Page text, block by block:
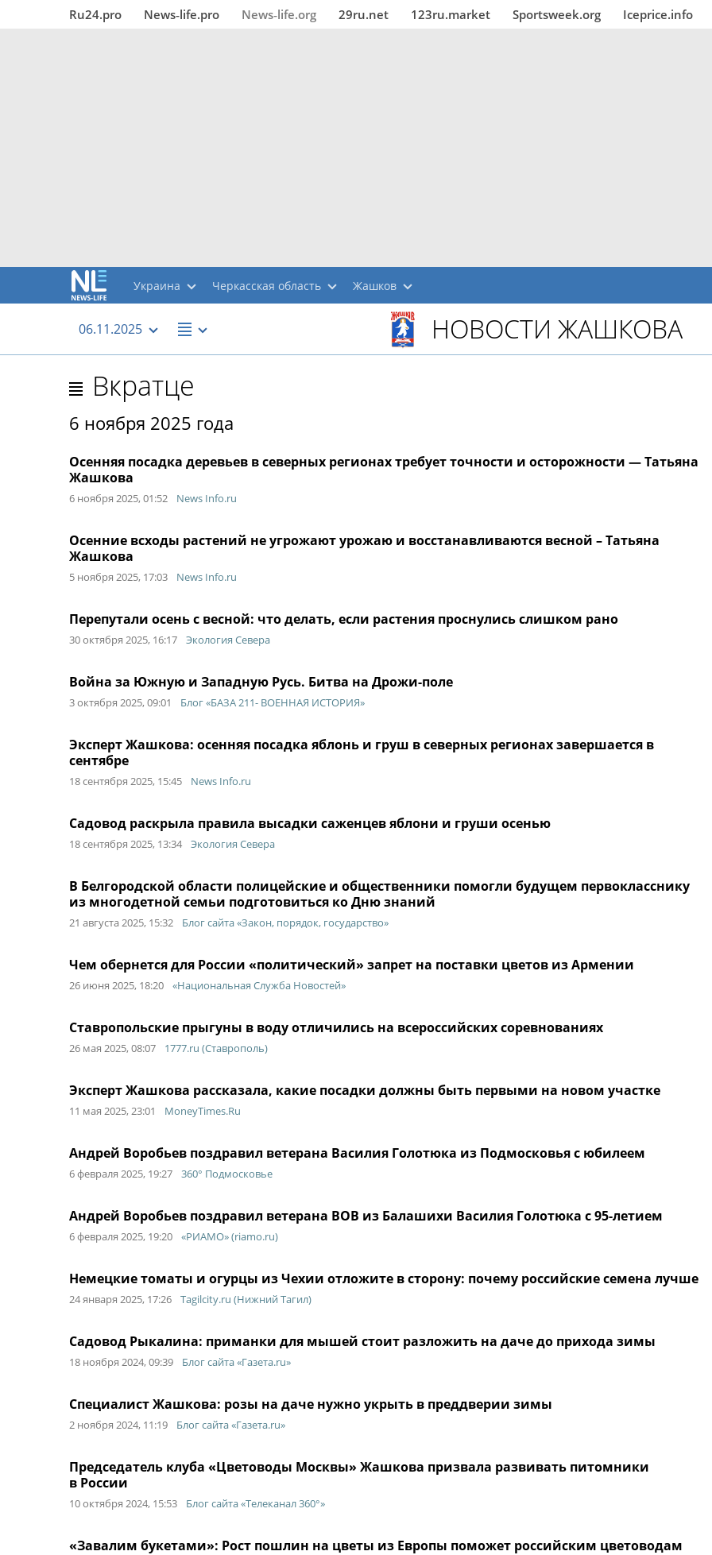
Ru24.pro News‑life.pro News‑life.org 29ru.net 123ru.market Sportsweek.org Iceprice.info
Украина Черкасская область Жашков
06.11.2025 НОВОСТИ ЖАШКОВА
Вкратце
6 ноября 2025 года
Осенняя посадка деревьев в северных регионах требует точности и осторожности — Татьяна
Жашкова
6 ноября 2025, 01:52 News Info.ru
Осенние всходы растений не угрожают урожаю и восстанавливаются весной – Татьяна
Жашкова
5 ноября 2025, 17:03 News Info.ru
Перепутали осень с весной: что делать, если растения проснулись слишком рано
30 октября 2025, 16:17 Экология Севера
Война за Южную и Западную Русь. Битва на Дрожи-поле
3 октября 2025, 09:01 Блог «БАЗА 211- ВОЕННАЯ ИСТОРИЯ»
Эксперт Жашкова: осенняя посадка яблонь и груш в северных регионах завершается в
сентябре
18 сентября 2025, 15:45 News Info.ru
Садовод раскрыла правила высадки саженцев яблони и груши осенью
18 сентября 2025, 13:34 Экология Севера
В Белгородской области полицейские и общественники помогли будущем первокласснику
из многодетной семьи подготовиться ко Дню знаний
21 августа 2025, 15:32 Блог сайта «Закон, порядок, государство»
Чем обернется для России «политический» запрет на поставки цветов из Армении
26 июня 2025, 18:20 «Национальная Служба Новостей»
Ставропольские прыгуны в воду отличились на всероссийских соревнованиях
26 мая 2025, 08:07 1777.ru (Ставрополь)
Эксперт Жашкова рассказала, какие посадки должны быть первыми на новом участке
11 мая 2025, 23:01 MoneyTimes.Ru
Андрей Воробьев поздравил ветерана Василия Голотюка из Подмосковья с юбилеем
6 февраля 2025, 19:27 360° Подмосковье
Андрей Воробьев поздравил ветерана ВОВ из Балашихи Василия Голотюка с 95-летием
6 февраля 2025, 19:20 «РИАМО» (riamo.ru)
Немецкие томаты и огурцы из Чехии отложите в сторону: почему российские семена лучше
24 января 2025, 17:26 Tagilcity.ru (Нижний Тагил)
Садовод Рыкалина: приманки для мышей стоит разложить на даче до прихода зимы
18 ноября 2024, 09:39 Блог сайта «Газета.ru»
Специалист Жашкова: розы на даче нужно укрыть в преддверии зимы
2 ноября 2024, 11:19 Блог сайта «Газета.ru»
Председатель клуба «Цветоводы Москвы» Жашкова призвала развивать питомники
в России
10 октября 2024, 15:53 Блог сайта «Телеканал 360°»
«Завалим букетами»: Рост пошлин на цветы из Европы поможет российским цветоводам